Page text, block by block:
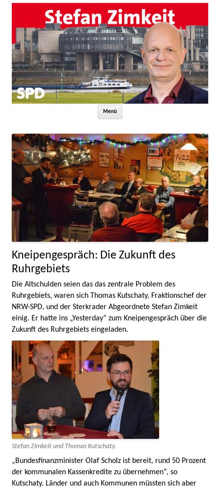
Menü
Kneipengespräch: Die Zukunft des
Ruhrgebiets
Die Altschulden seien das das zentrale Problem des
Ruhrgebiets, waren sich Thomas Kutschaty, Fraktionschef der
NRW-SPD, und der Sterkrader Abgeordnete Stefan Zimkeit
einig. Er hatte ins „Yesterday“ zum Kneipengespräch über die
Zukunft des Ruhrgebiets eingeladen.
Stefan Zimkeit und Thomas Kutschaty.
„Bundesfinanzminister Olaf Scholz ist bereit, rund 50 Prozent
der kommunalen Kassenkredite zu übernehmen“, so
Kutschaty. Länder und auch Kommunen müssten sich aber